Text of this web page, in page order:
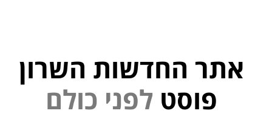
אתר החדשות השרון
פוסט